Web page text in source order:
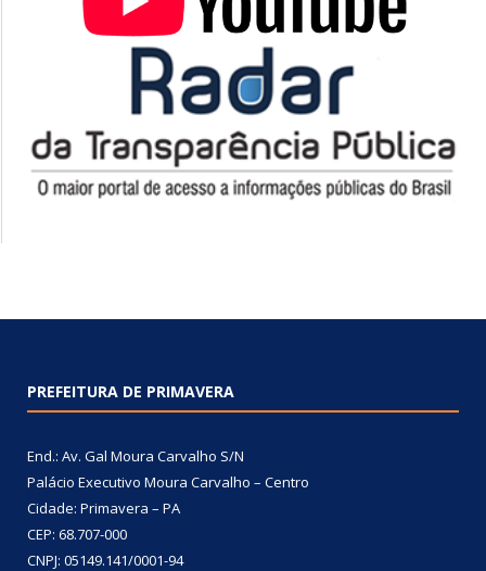
PREFEITURA DE PRIMAVERA
End.: Av. Gal Moura Carvalho S/N
Palácio Executivo Moura Carvalho – Centro
Cidade: Primavera – PA
CEP: 68.707-000
CNPJ: 05149.141/0001-94